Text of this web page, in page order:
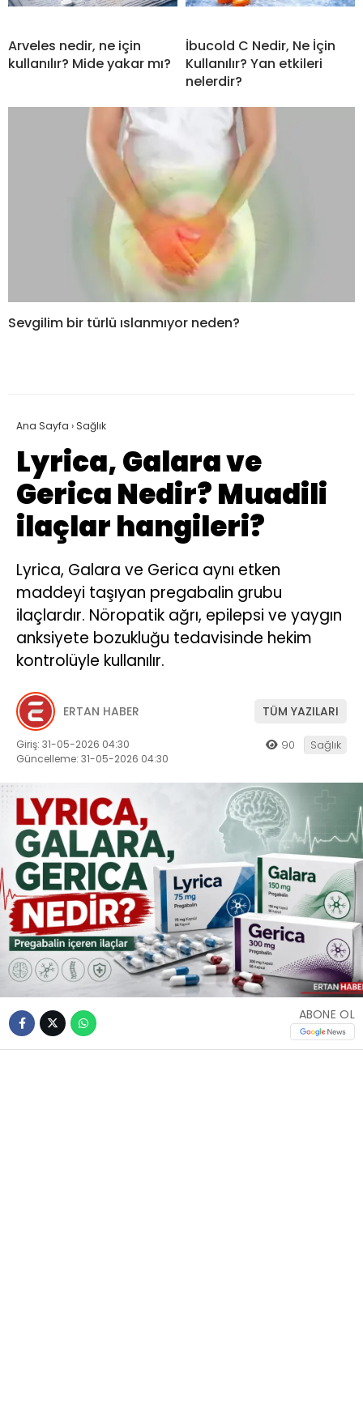
Arveles nedir, ne için
kullanılır? Mide yakar mı?
İbucold C Nedir, Ne İçin
Kullanılır? Yan etkileri
nelerdir?
Sevgilim bir türlü ıslanmıyor neden?
Ana Sayfa › Sağlık
Lyrica, Galara ve
Gerica Nedir? Muadili
ilaçlar hangileri?
Lyrica, Galara ve Gerica aynı etken
maddeyi taşıyan pregabalin grubu
ilaçlardır. Nöropatik ağrı, epilepsi ve yaygın
anksiyete bozukluğu tedavisinde hekim
kontrolüyle kullanılır.
ERTAN HABER TÜM YAZILARI
Giriş: 31-05-2026 04:30
Güncelleme: 31-05-2026 04:30
90 Sağlık
ABONE OL